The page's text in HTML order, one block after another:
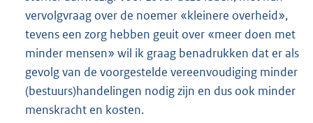
vervolgvraag over de noemer «kleinere overheid»,
tevens een zorg hebben geuit over «meer doen met
minder mensen» wil ik graag benadrukken dat er als
gevolg van de voorgestelde vereenvoudiging minder
(bestuurs)handelingen nodig zijn en dus ook minder
menskracht en kosten.